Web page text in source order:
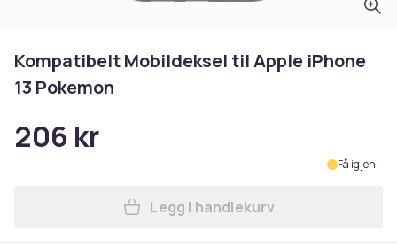
Kompatibelt Mobildeksel til Apple iPhone
13 Pokemon
206 kr
Få igjen
Legg Kompatibelt
Legg i handlekurv